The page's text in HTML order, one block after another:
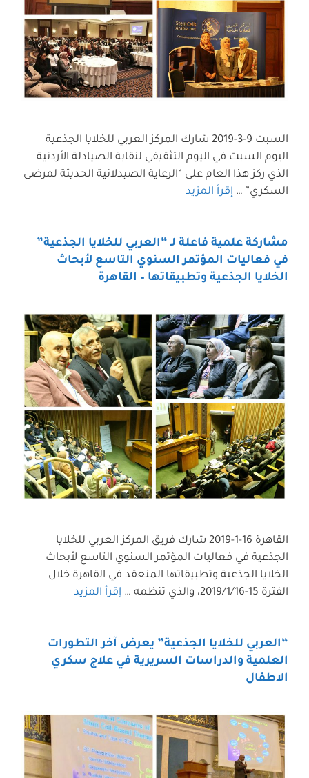
السبت 9-3-2019 شارك المركز العربي للخلايا الجذعية
اليوم السبت في اليوم التثقيفي لنقابة الصيادلة الأردنية
الذي ركز هذا العام على “الرعاية الصيدلانية الحديثة لمرضى
السكري” … إقرأ المزيد
مشاركة علمية فاعلة لـ “العربي للخلايا الجذعية”
في فعاليات المؤتمر السنوي التاسع لأبحاث
الخلايا الجذعية وتطبيقاتها – القاهرة
القاهرة 16-1-2019 شارك فريق المركز العربي للخلايا
الجذعية في فعاليات المؤتمر السنوي التاسع لأبحاث
الخلايا الجذعية وتطبيقاتها المنعقد في القاهرة خلال
الفترة 15-2019/1/16، والذي تنظمه …
إقرأ المزيد
“العربي للخلايا الجذعية” يعرض آخر التطورات
العلمية والدراسات السريرية في علاج سكري
الاطفال